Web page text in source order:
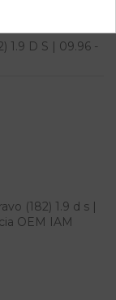
1.9 D S | 09.96 -
(182) 1.9 d s |
OEM IAM